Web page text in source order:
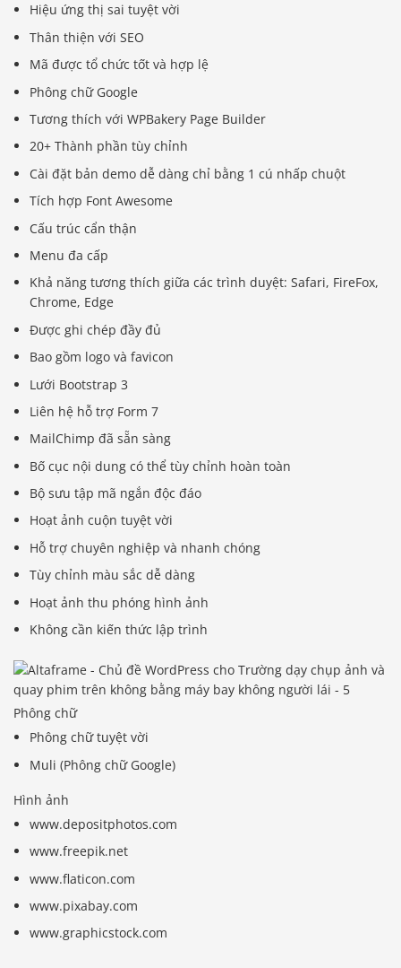
Hiệu ứng thị sai tuyệt vời
Thân thiện với SEO
Mã được tổ chức tốt và hợp lệ
Phông chữ Google
Tương thích với WPBakery Page Builder
20+ Thành phần tùy chỉnh
Cài đặt bản demo dễ dàng chỉ bằng 1 cú nhấp chuột
Tích hợp Font Awesome
Cấu trúc cẩn thận
Menu đa cấp
Khả năng tương thích giữa các trình duyệt: Safari, FireFox,
Chrome, Edge
Được ghi chép đầy đủ
Bao gồm logo và favicon
Lưới Bootstrap 3
Liên hệ hỗ trợ Form 7
MailChimp đã sẵn sàng
Bố cục nội dung có thể tùy chỉnh hoàn toàn
Bộ sưu tập mã ngắn độc đáo
Hoạt ảnh cuộn tuyệt vời
Hỗ trợ chuyên nghiệp và nhanh chóng
Tùy chỉnh màu sắc dễ dàng
Hoạt ảnh thu phóng hình ảnh
Không cần kiến ​​thức lập trình
Phông chữ
Phông chữ tuyệt vời
Muli (Phông chữ Google)
Hình ảnh
www.depositphotos.com
www.freepik.net
www.flaticon.com
www.pixabay.com
www.graphicstock.com